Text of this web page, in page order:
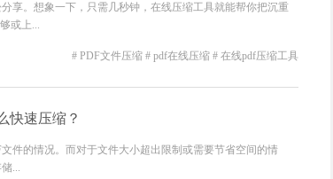
享。想象一下，只需几秒钟，在线压缩工具就能帮你把沉重
或上...
# PDF文件压缩 # pdf在线压缩 # 在线pdf压缩工具
快速压缩？
件的情况。而对于文件大小超出限制或需要节省空间的情
...